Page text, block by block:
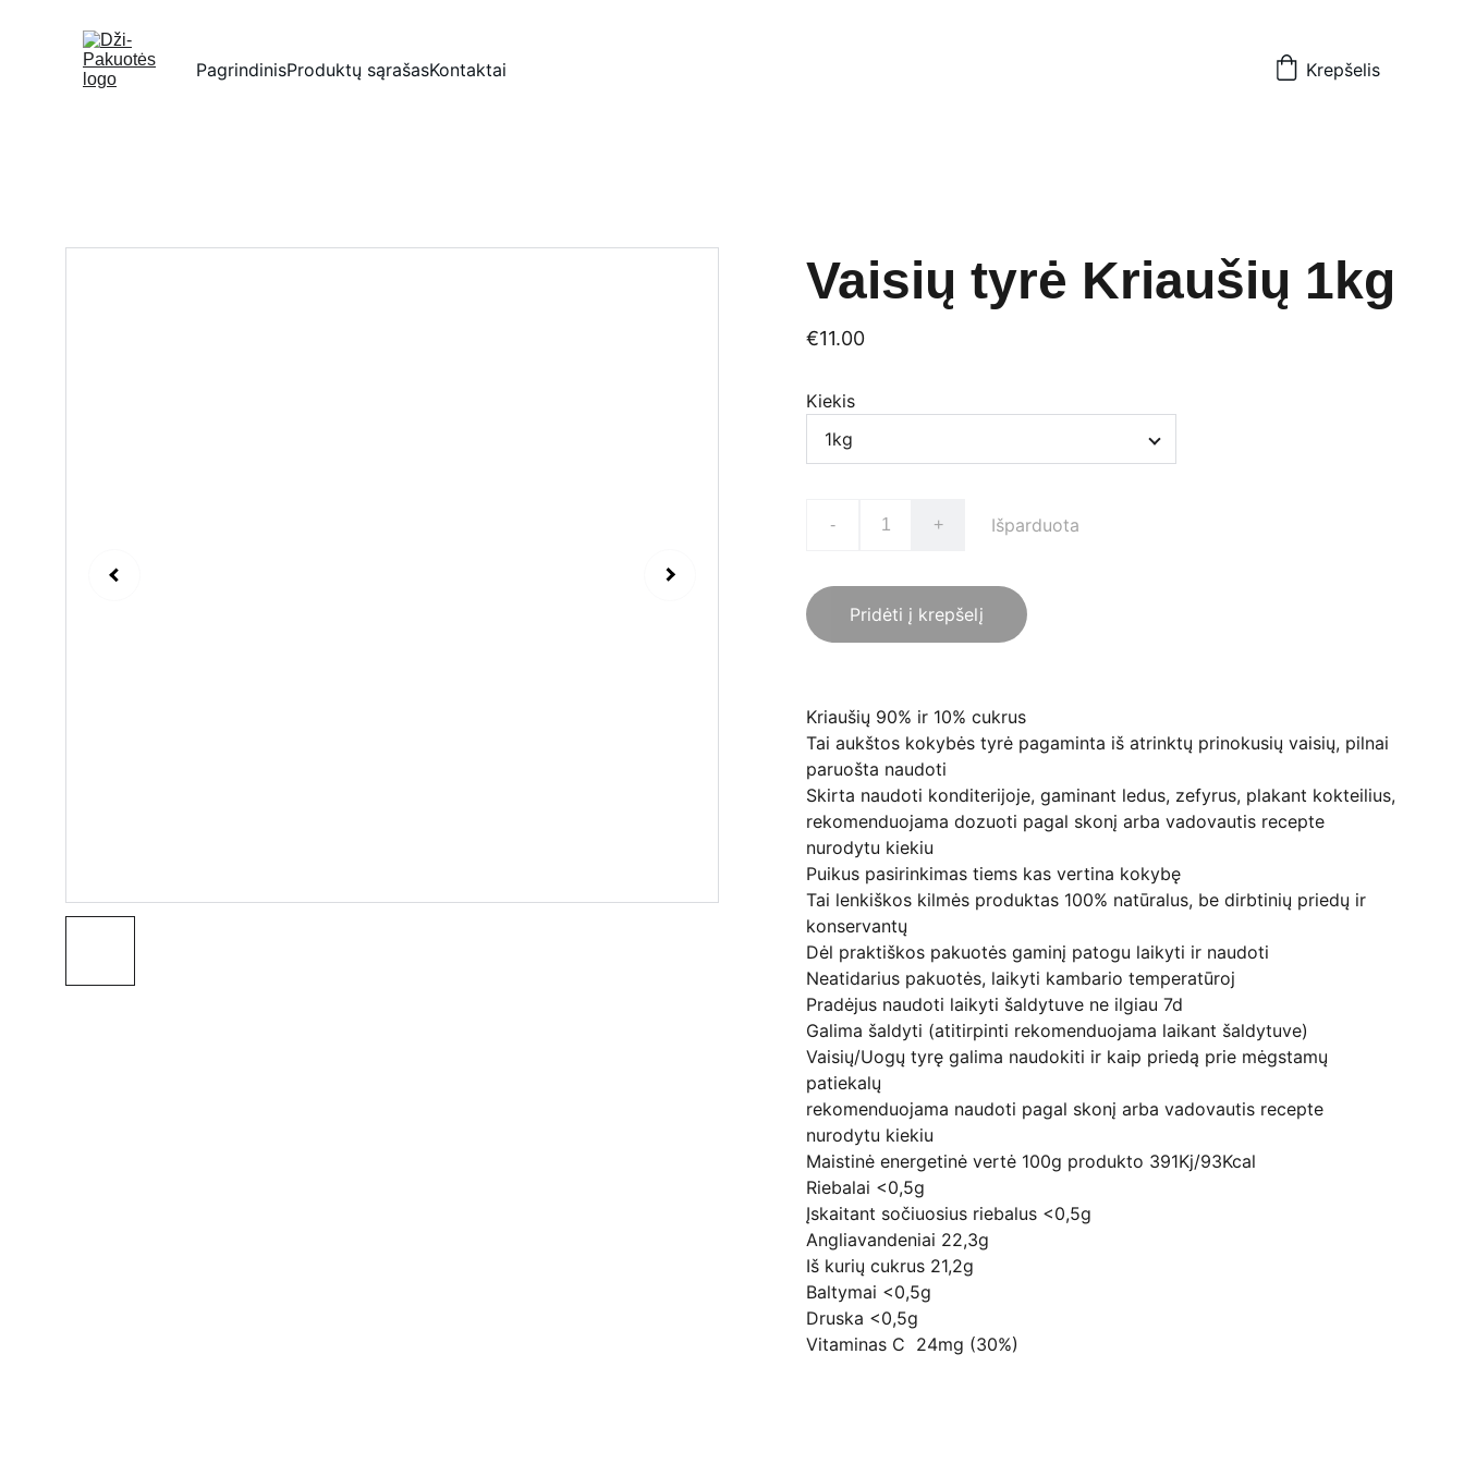
PagrindinisProduktų sąrašasKontaktai Krepšelis
Vaisių tyrė Kriaušių 1kg
€11.00
Kiekis
- + Išparduota
Pridėti į krepšelį
Kriaušių 90% ir 10% cukrus
Tai aukštos kokybės tyrė pagaminta iš atrinktų prinokusių vaisių, pilnai
paruošta naudoti
Skirta naudoti konditerijoje, gaminant ledus, zefyrus, plakant kokteilius,
rekomenduojama dozuoti pagal skonį arba vadovautis recepte
nurodytu kiekiu
Puikus pasirinkimas tiems kas vertina kokybę
Tai lenkiškos kilmės produktas 100% natūralus, be dirbtinių priedų ir
konservantų
Dėl praktiškos pakuotės gaminį patogu laikyti ir naudoti
Neatidarius pakuotės, laikyti kambario temperatūroj
Pradėjus naudoti laikyti šaldytuve ne ilgiau 7d
Galima šaldyti (atitirpinti rekomenduojama laikant šaldytuve)
Vaisių/Uogų tyrę galima naudokiti ir kaip priedą prie mėgstamų
patiekalų
rekomenduojama naudoti pagal skonį arba vadovautis recepte
nurodytu kiekiu
Maistinė energetinė vertė 100g produkto 391Kj/93Kcal
Riebalai <0,5g
Įskaitant sočiuosius riebalus <0,5g
Angliavandeniai 22,3g
Iš kurių cukrus 21,2g
Baltymai <0,5g
Druska <0,5g
Vitaminas C 24mg (30%)